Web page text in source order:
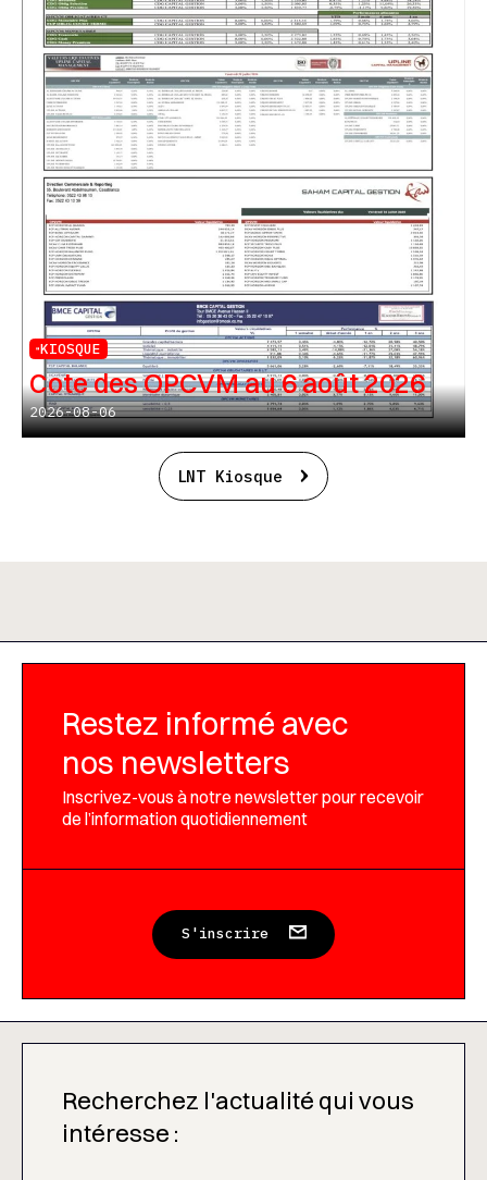
KIOSQUE
Cote des OPCVM au 6 août 2026
2026-08-06
LNT Kiosque
Restez informé avec
nos newsletters
Inscrivez-vous à notre newsletter pour recevoir
de l’information quotidiennement
S'inscrire
Recherchez l'actualité qui vous
intéresse :